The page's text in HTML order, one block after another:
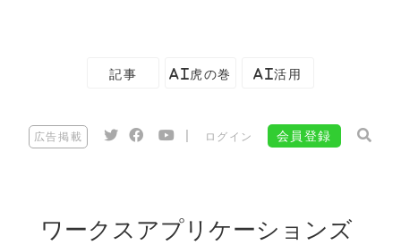
記事 AI虎の巻 AI活用
広告掲載 ログイン 会員登録
ワークスアプリケーションズ